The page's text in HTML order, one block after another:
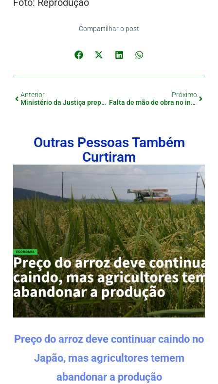
Foto: Reprodução
Compartilhar o post
Anterior
Ministério da Justiça prepara levantamento inédito sobre xenofobia nas redes sociais
Próximo
Falta de mão de obra no inverno leva Hokkaido a apostar em estrangeiros: decisão gera debate nacional
Outras Pessoas Também
Curtiram
Preço do arroz deve continuar caindo no
Japão, mas agricultores temem
abandonar a produção